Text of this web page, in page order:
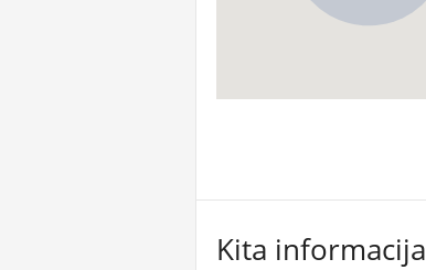
Kita informacija